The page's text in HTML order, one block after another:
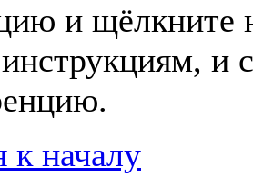
и щёлкните
и
к началу